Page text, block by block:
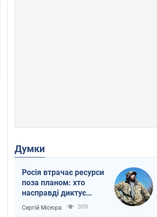
Думки
Росія втрачає ресурси
поза планом: хто
насправді диктує
темп війни
Сергій Місюра 309